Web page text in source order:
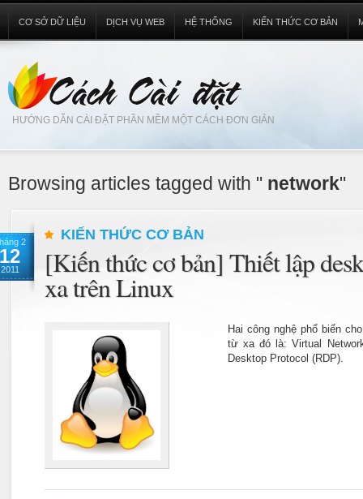
HƯỚNG DẪN CÀI ĐẶT PHẦN MỀM MỘT CÁCH ĐƠN GIẢN
CƠ SỞ DỮ LIỆU DỊCH VỤ WEB HỆ THỐNG KIẾN THỨC CƠ BẢN
Browsing articles tagged with " network"
2
12
2011
KIẾN THỨC CƠ BẢN
[Kiến thức cơ bản] Thiết lập
xa trên Linux
Hai công nghệ phổ biến
từ xa đó là: Virtual
Desktop Protocol (RDP).